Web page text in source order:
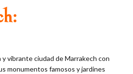
y vibrante ciudad de Marrakech con
monumentos famosos y jardines